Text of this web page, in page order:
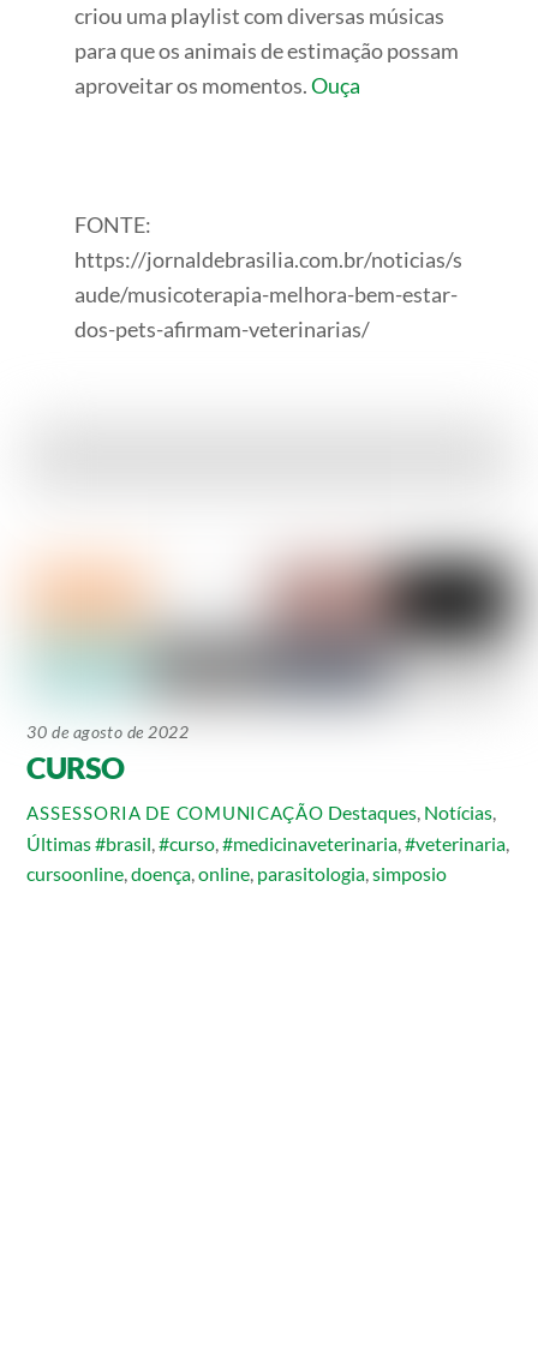
criou uma playlist com diversas músicas
para que os animais de estimação possam
aproveitar os momentos.Ouça
FONTE:
https://jornaldebrasilia.com.br/noticias/s
aude/musicoterapia-melhora-bem-estar-
dos-pets-afirmam-veterinarias/
30 de agosto de 2022
CURSO
ASSESSORIA DE COMUNICAÇÃO Destaques, Notícias,
Últimas#brasil ,#curso ,#medicinaveterinaria ,#veterinaria
cursoonline ,doença ,online parasitologia ,simposio